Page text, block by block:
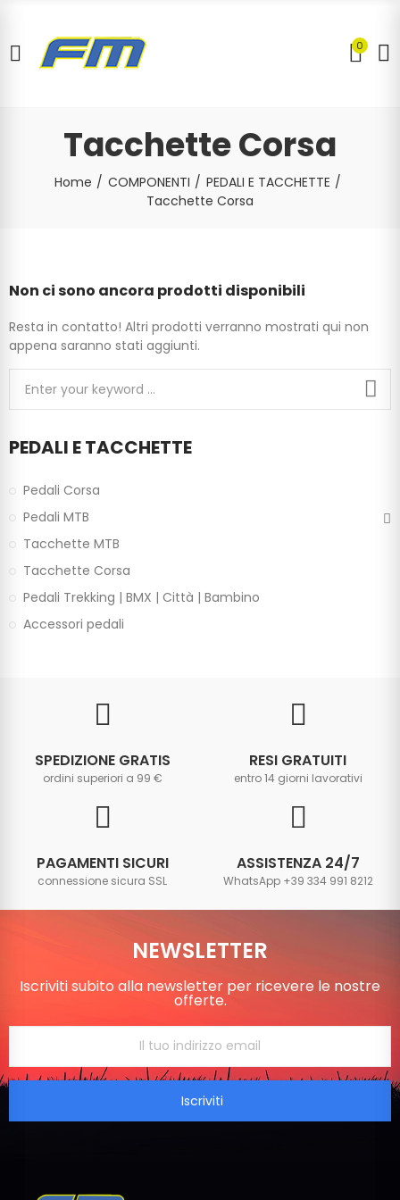
0
Tacchette Corsa
Home COMPONENTI
PEDALI E TACCHETTE
Tacchette Corsa
Non ci sono ancora prodotti disponibili
Resta in contatto! Altri prodotti verranno mostrati qui non
appena saranno stati aggiunti.
PEDALI E TACCHETTE
Pedali Corsa
Pedali MTB
Tacchette MTB
Tacchette Corsa
Pedali Trekking | BMX | Città | Bambino
Accessori pedali
SPEDIZIONE GRATIS
ordini superiori a 99 €
RESI GRATUITI
entro 14 giorni lavorativi
PAGAMENTI SICURI
connessione sicura SSL
ASSISTENZA 24/7
WhatsApp +39 334 991 8212
NEWSLETTER
Iscriviti subito alla newsletter per ricevere le nostre
offerte.
Iscriviti